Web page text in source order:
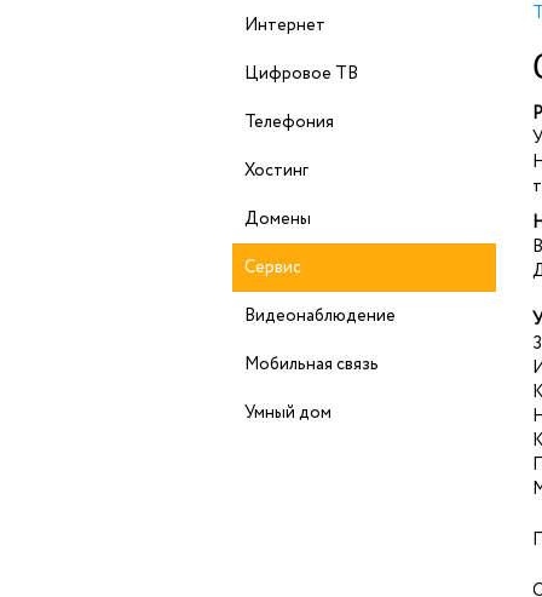
Интернет
Цифровое ТВ
Телефония
Хостинг
Домены
Сервис
Видеонаблюдение
Мобильная связь
Умный дом